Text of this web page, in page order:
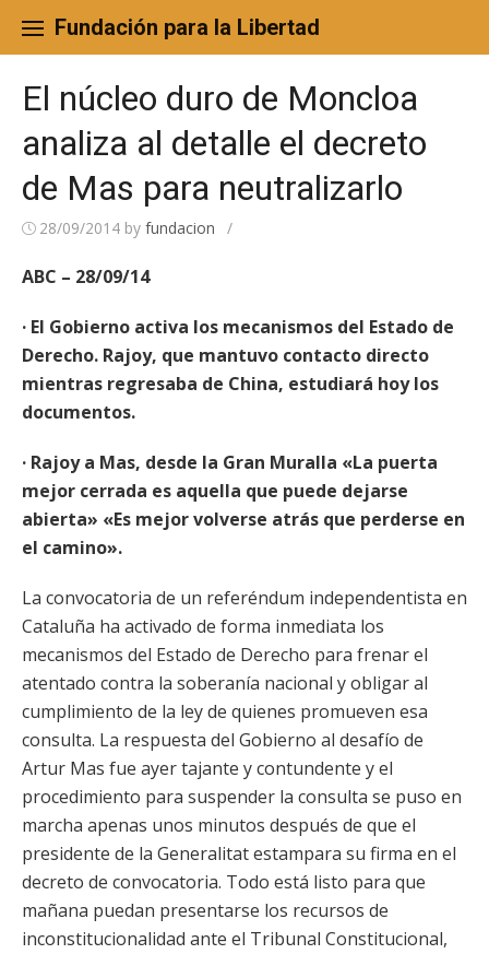
content
Fundación para la Libertad
El núcleo duro de Moncloa
analiza al detalle el decreto
de Mas para neutralizarlo
28/09/2014 by fundacion /
ABC – 28/09/14
· El Gobierno activa los mecanismos del Estado de
Derecho. Rajoy, que mantuvo contacto directo
mientras regresaba de China, estudiará hoy los
documentos.
· Rajoy a Mas, desde la Gran Muralla «La puerta
mejor cerrada es aquella que puede dejarse
abierta» «Es mejor volverse atrás que perderse en
el camino».
La convocatoria de un referéndum independentista en
Cataluña ha activado de forma inmediata los
mecanismos del Estado de Derecho para frenar el
atentado contra la soberanía nacional y obligar al
cumplimiento de la ley de quienes promueven esa
consulta. La respuesta del Gobierno al desafío de
Artur Mas fue ayer tajante y contundente y el
procedimiento para suspender la consulta se puso en
marcha apenas unos minutos después de que el
presidente de la Generalitat estampara su firma en el
decreto de convocatoria. Todo está listo para que
mañana puedan presentarse los recursos de
inconstitucionalidad ante el Tribunal Constitucional,